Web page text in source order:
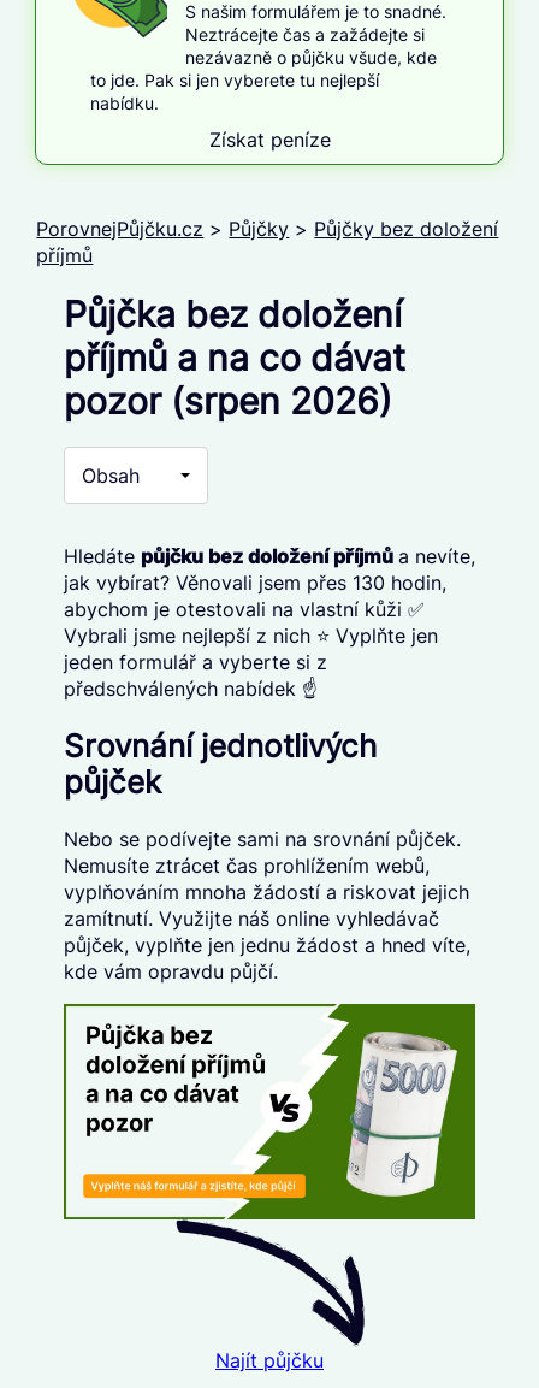
S našim formulářem je to snadné.
Neztrácejte čas a zažádejte si
nezávazně o půjčku všude, kde
to jde. Pak si jen vyberete tu nejlepší
nabídku.
Získat peníze
PorovnejPůjčku.cz > Půjčky > Půjčky bez doložení
příjmů
Půjčka bez doložení
příjmů a na co dávat
pozor (srpen 2026)
Obsah
Hledáte půjčku bez doložení příjmů a nevíte,
jak vybírat? Věnovali jsem přes 130 hodin,
abychom je otestovali na vlastní kůži ✅
Vybrali jsme nejlepší z nich ⭐ Vyplňte jen
jeden formulář a vyberte si z
předschválených nabídek ☝️
Srovnání jednotlivých
půjček
Nebo se podívejte sami na srovnání půjček.
Nemusíte ztrácet čas prohlížením webů,
vyplňováním mnoha žádostí a riskovat jejich
zamítnutí. Využijte náš online vyhledávač
půjček, vyplňte jen jednu žádost a hned víte,
kde vám opravdu půjčí.
Najít půjčku